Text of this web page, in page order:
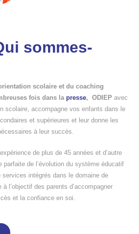
sommes-
scolaire et du coaching
fois dans lapresse, ODIEPavec
scolaire, accompagne vos enfants dans le
et supérieures et leur donne les
à leur succès.
de plus de 45 années et d’autre
parfaite de l’évolution du système éducatif
intégrés dans le domaine de
à l’objectif des parents d’accompagner
et la confiance en soi.